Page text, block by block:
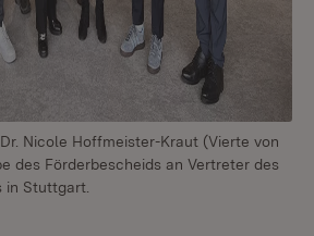
Nicole Hoffmeister-Kraut (Vierte von
des Förderbescheids an Vertreter des
in Stuttgart.